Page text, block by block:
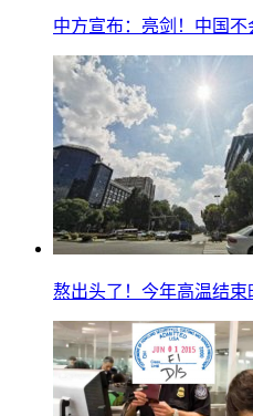
中方宣布：亮剑！中国
熬出头了！今年高温结